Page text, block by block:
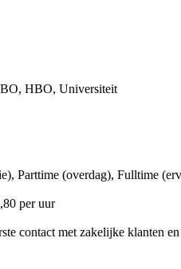
HBO, Universiteit
Parttime (overdag), Fulltime
per uur
contact met zakelijke klanten